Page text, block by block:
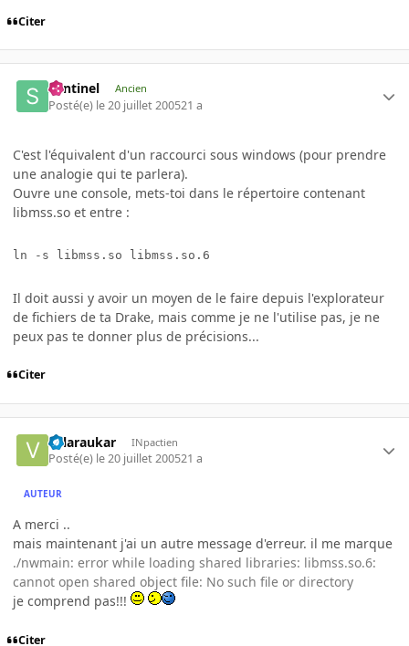
Citer
Sentinel Ancien
Posté(e) le 20 juillet 200521 a
C'est l'équivalent d'un raccourci sous windows (pour prendre
une analogie qui te parlera).
Ouvre une console, mets-toi dans le répertoire contenant
libmss.so et entre :
Il doit aussi y avoir un moyen de le faire depuis l'explorateur
de fichiers de ta Drake, mais comme je ne l'utilise pas, je ne
peux pas te donner plus de précisions...
Citer
valaraukar INpactien
Posté(e) le 20 juillet 200521 a
AUTEUR
A merci ..
mais maintenant j'ai un autre message d'erreur. il me marque
./nwmain: error while loading shared libraries: libmss.so.6:
cannot open shared object file: No such file or directory
je comprend pas!!!
Citer